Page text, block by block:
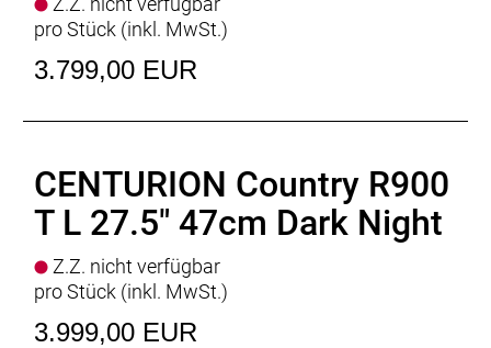
pro Stück (inkl. MwSt.)
3.799,00 EUR
CENTURION Country R900
T L 27.5" 47cm Dark Night
Z.Z. nicht verfügbar
pro Stück (inkl. MwSt.)
3.999,00 EUR